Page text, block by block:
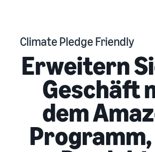
Beginnen
Sie mit
dem
Verkauf
Amazon
Verkaufstarif wählen
Verkaufstarife vergleichen
Versand
Übersicht über die
Auftragsabwicklung
Versand durch Amazon
Lagern Sie Versand
Retouren und
Kundenservice aus
Wachsen
Erreichen
Sie mehr
Kunden
Preisgestaltung
Informieren
Lernen
中
文
English
- GB
Climate Pledge Friendly
Erweitern
Geschäft
dem